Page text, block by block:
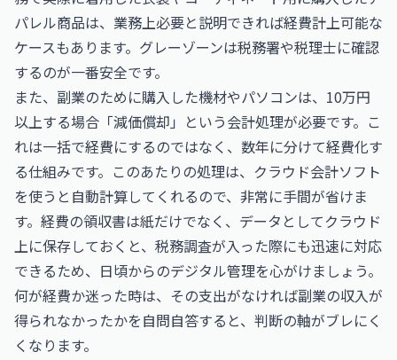
パレル商品は、業務上必要と説明できれば経費計上可能な
ケースもあります。グレーゾーンは税務署や税理士に確認
するのが一番安全です。
また、副業のために購入した機材やパソコンは、10万円
以上する場合「減価償却」という会計処理が必要です。こ
れは一括で経費にするのではなく、数年に分けて経費化す
る仕組みです。このあたりの処理は、クラウド会計ソフト
を使うと自動計算してくれるので、非常に手間が省けま
す。経費の領収書は紙だけでなく、データとしてクラウド
上に保存しておくと、税務調査が入った際にも迅速に対応
できるため、日頃からのデジタル管理を心がけましょう。
何が経費か迷った時は、その支出がなければ副業の収入が
得られなかったかを自問自答すると、判断の軸がブレにく
くなります。